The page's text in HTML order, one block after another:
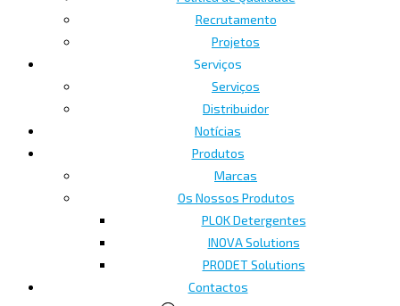
Recrutamento
Projetos
Serviços
Serviços
Distribuidor
Notícias
Produtos
Marcas
Os Nossos Produtos
PLOK Detergentes
INOVA Solutions
PRODET Solutions
Contactos